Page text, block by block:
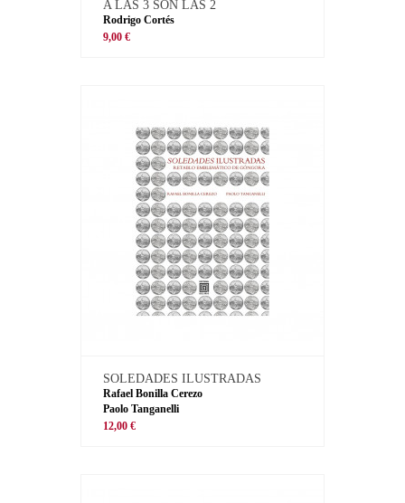
A LAS 3 SON LAS 2
Rodrigo Cortés
9,00 €
SOLEDADES ILUSTRADAS
Rafael Bonilla Cerezo
Paolo Tanganelli
12,00 €